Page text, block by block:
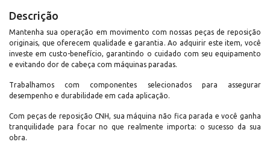
Descrição
Mantenha sua operação em movimento com nossas peças de reposição
originais, que oferecem qualidade e garantia. Ao adquirir este item, você
investe em custo-benefício, garantindo o cuidado com seu equipamento
e evitando dor de cabeça com máquinas paradas.
Trabalhamos com componentes selecionados para assegurar
desempenho e durabilidade em cada aplicação.
Com peças de reposição CNH, sua máquina não fica parada e você ganha
tranquilidade para focar no que realmente importa: o sucesso da sua
obra.